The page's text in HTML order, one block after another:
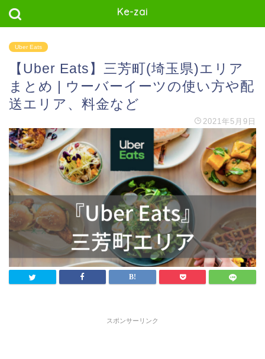
Ke-zai
Uber Eats
【Uber Eats】三芳町(埼玉県)エリア
まとめ | ウーバーイーツの使い方や配
送エリア、料金など
2021年5月9日
スポンサーリンク